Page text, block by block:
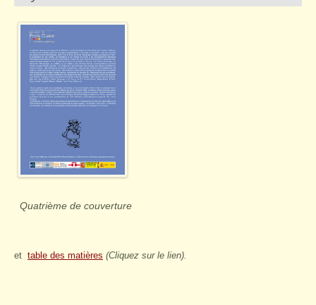
Quatrième de couverture
et table des matières (Cliquez sur le lien).